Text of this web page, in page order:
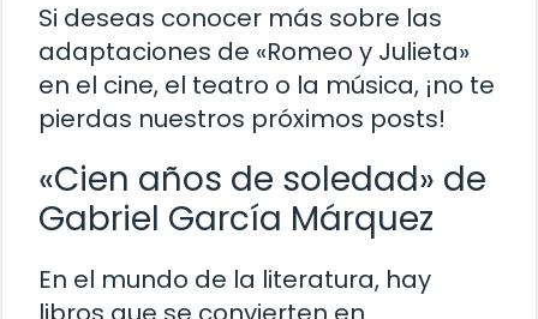
Si deseas conocer más sobre las
adaptaciones de «Romeo y Julieta»
en el cine, el teatro o la música, ¡no te
pierdas nuestros próximos posts!
«Cien años de soledad» de
Gabriel García Márquez
En el mundo de la literatura, hay